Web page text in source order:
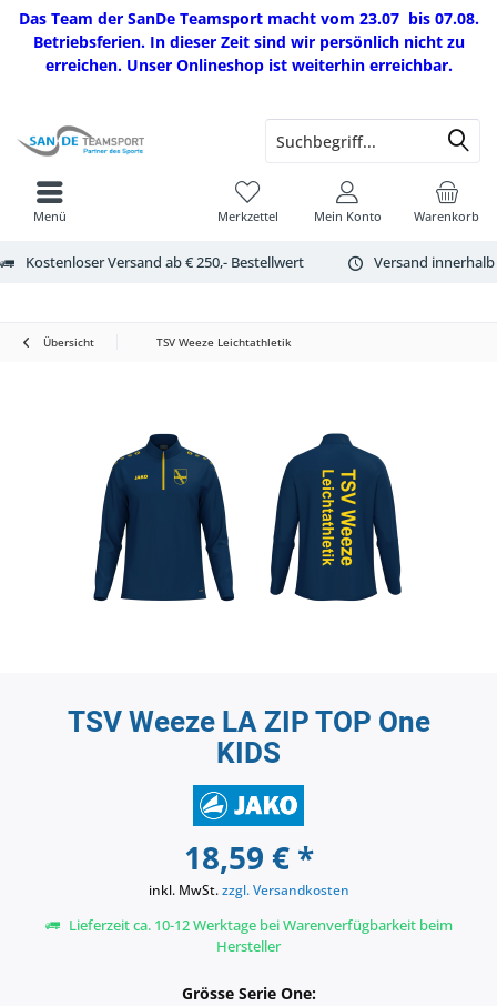
Das Team der SanDe Teamsport macht vom 23.07 bis 07.08.
Betriebsferien. In dieser Zeit sind wir persönlich nicht zu
erreichen. Unser Onlineshop ist weiterhin erreichbar.
Kostenloser Versand ab € 250,- Bestellwert Versand
Warenkorb
Merkzettel Mein Konto
Menü
Übersicht TSV Weeze Leichtathletik
TSV Weeze LA ZIP TOP One
KIDS
18,59 € *
inkl. MwSt.zzgl. Versandkosten
Lieferzeit ca. 10-12 Werktage bei Warenverfügbarkeit beim
Hersteller
Grösse Serie One: